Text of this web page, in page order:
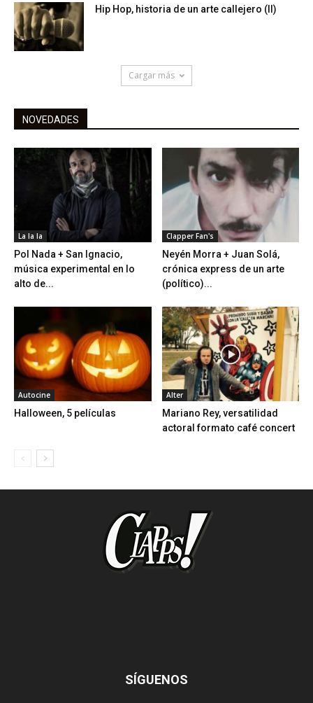
Hip Hop, historia de un arte callejero (II)
Cargar más
NOVEDADES
La la la
Pol Nada + San Ignacio,
música experimental en lo
alto de...
Clapper Fan's
Neyén Morra + Juan Solá,
crónica express de un arte
(político)...
Autocine
Halloween, 5 películas
Alter
Mariano Rey, versatilidad
actoral formato café concert
SÍGUENOS